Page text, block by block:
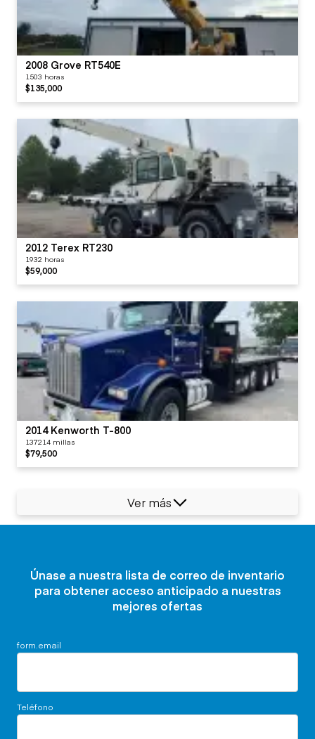
2008 Grove RT540E
1503 horas
$135,000
2012 Terex RT230
1932 horas
$59,000
2014 Kenworth T-800
137214 millas
$79,500
Ver más
Únase a nuestra lista de correo de inventario
para obtener acceso anticipado a nuestras
mejores ofertas
form.email
Teléfono